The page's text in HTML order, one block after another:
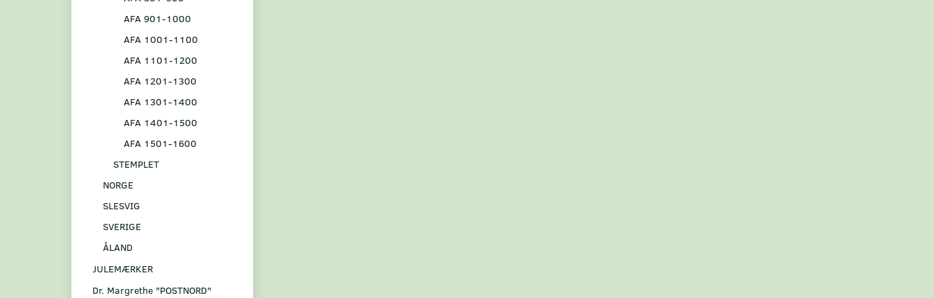
AFA 901-1000
AFA 1001-1100
AFA 1101-1200
AFA 1201-1300
AFA 1301-1400
AFA 1401-1500
AFA 1501-1600
STEMPLET
NORGE
SLESVIG
SVERIGE
ÅLAND
JULEMÆRKER
Dr. Margrethe "POSTNORD"